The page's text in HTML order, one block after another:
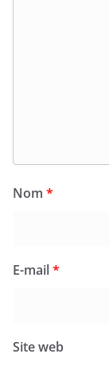
Nom *
E-mail*
Site web